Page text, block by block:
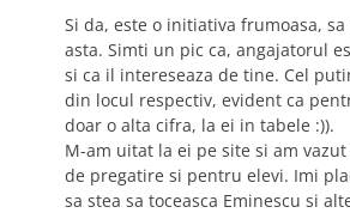
Si da, este o initiativa frumoasa,
asta. Simti un pic ca, angajatorul
si ca il intereseaza de tine. Cel
din locul respectiv, evident ca
doar o alta cifra, la ei in tabele :)).
M-am uitat la ei pe site si am
de pregatire si pentru elevi. Imi
sa stea sa toceasca Eminescu si